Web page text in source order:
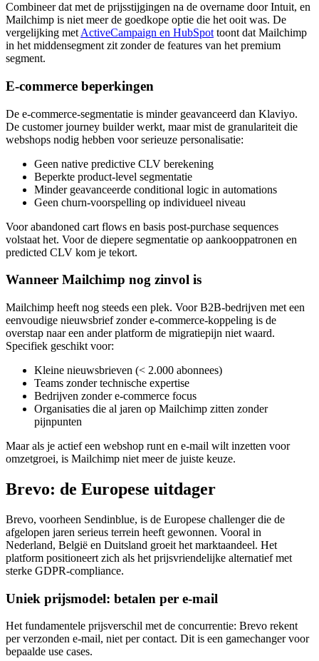
Combineer dat met de prijsstijgingen na de overname door Intuit, en
Mailchimp is niet meer de goedkope optie die het ooit was. De
vergelijking met ActiveCampaign en HubSpot toont dat Mailchimp
in het middensegment zit zonder de features van het premium
segment.
E-commerce beperkingen
De e-commerce-segmentatie is minder geavanceerd dan Klaviyo.
De customer journey builder werkt, maar mist de granulariteit die
webshops nodig hebben voor serieuze personalisatie:
Geen native predictive CLV berekening
Beperkte product-level segmentatie
Minder geavanceerde conditional logic in automations
Geen churn-voorspelling op individueel niveau
Voor abandoned cart flows en basis post-purchase sequences
volstaat het. Voor de diepere segmentatie op aankooppatronen en
predicted CLV kom je tekort.
Wanneer Mailchimp nog zinvol is
Mailchimp heeft nog steeds een plek. Voor B2B-bedrijven met een
eenvoudige nieuwsbrief zonder e-commerce-koppeling is de
overstap naar een ander platform de migratiepijn niet waard.
Specifiek geschikt voor:
Kleine nieuwsbrieven (< 2.000 abonnees)
Teams zonder technische expertise
Bedrijven zonder e-commerce focus
Organisaties die al jaren op Mailchimp zitten zonder
pijnpunten
Maar als je actief een webshop runt en e-mail wilt inzetten voor
omzetgroei, is Mailchimp niet meer de juiste keuze.
Brevo: de Europese uitdager
Brevo, voorheen Sendinblue, is de Europese challenger die de
afgelopen jaren serieus terrein heeft gewonnen. Vooral in
Nederland, België en Duitsland groeit het marktaandeel. Het
platform positioneert zich als het prijsvriendelijke alternatief met
sterke GDPR-compliance.
Uniek prijsmodel: betalen per e-mail
Het fundamentele prijsverschil met de concurrentie: Brevo rekent
per verzonden e-mail, niet per contact. Dit is een gamechanger voor
bepaalde use cases.